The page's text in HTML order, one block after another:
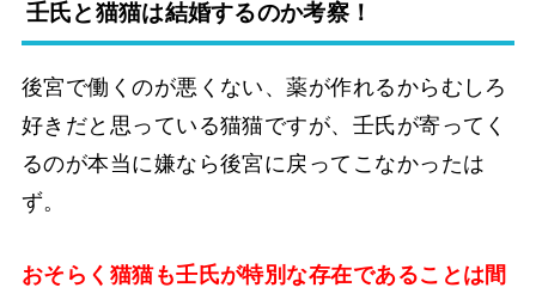
壬氏と猫猫は結婚するのか考察！
後宮で働くのが悪くない、薬が作れるからむしろ
好きだと思っている猫猫ですが、壬氏が寄ってく
るのが本当に嫌なら後宮に戻ってこなかったは
ず。
おそらく猫猫も壬氏が特別な存在であることは間